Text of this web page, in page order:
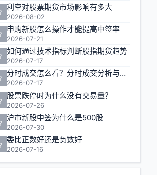
利空对股票期货市场影响有多大
2026-08-02
申购新股怎么操作才能提高中签率
2026-07-21
如何通过技术指标判断股指期货趋势
2026-07-17
分时成交怎么看？分时成交分析与实战技巧
2026-07-17
股票跌停时为什么没有交易量？
2026-07-26
沪市新股中签为什么是500股
2026-07-30
委比正数好还是负数好
2026-07-16